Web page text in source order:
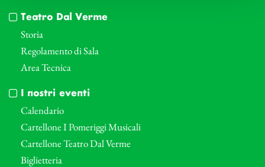
Teatro Dal Verme
Storia
Regolamento di Sala
Area Tecnica
I nostri eventi
Calendario
Cartellone I Pomeriggi Musicali
Cartellone Teatro Dal Verme
Biglietteria